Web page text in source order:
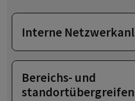
Interne
Bereichs- und